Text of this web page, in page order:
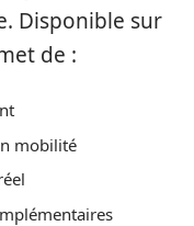
Disponible sur
de :
mobilité